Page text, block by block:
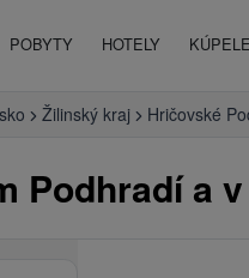
POBYTY HOTELY KÚPELE
Žilinský kraj Hričovské
Podhradí a